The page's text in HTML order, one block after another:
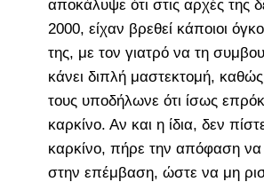
αποκάλυψε ότι στις αρχές της
2000, είχαν βρεθεί κάποιοι
της, με τον γιατρό να τη
κάνει διπλή μαστεκτομή,
τους υποδήλωνε ότι ίσως
καρκίνο. Αν και η ίδια, δεν
καρκίνο, πήρε την απόφαση
στην επέμβαση, ώστε να μη